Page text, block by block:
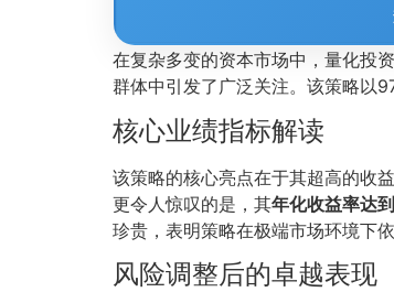
在复杂多变的资本市场中，量化投
群体中引发了广泛关注。该策略以
核心业绩指标解读
该策略的核心亮点在于其超高的收
更令人惊叹的是，其年化收益率达
珍贵，表明策略在极端市场环境下
风险调整后的卓越表现